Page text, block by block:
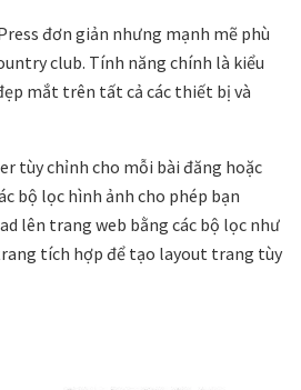
đơn giản nhưng mạnh mẽ phù
club. Tính năng chính là kiểu
mắt trên tất cả các thiết bị và
tùy chỉnh cho mỗi bài đăng hoặc
bộ lọc hình ảnh cho phép bạn
lên trang web bằng các bộ lọc như
tích hợp để tạo layout trang tùy